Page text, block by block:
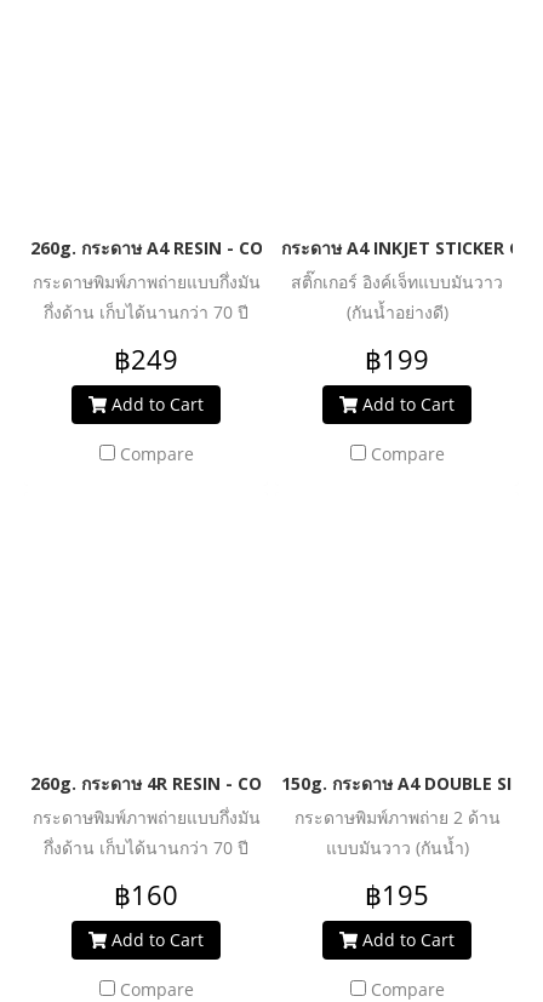
260g. กระดาษ A4 RESIN - COATED SILKY PREMIUM HIGH
กระดาษพิมพ์ภาพถ่ายแบบกึ่งมัน
กึ่งด้าน เก็บได้นานกว่า 70 ปี
นำเข้าจาก เยอรมัน
฿249
Add to Cart
Compare
กระดาษ A4 INKJET STICKER
สติ๊กเกอร์ อิงค์เจ็ทแบบมันวาว
(กันน้ำอย่างดี)
฿199
Add to Cart
Compare
260g. กระดาษ 4R RESIN - COATED SILKY PREMIUM HIGH
กระดาษพิมพ์ภาพถ่ายแบบกึ่งมัน
กึ่งด้าน เก็บได้นานกว่า 70 ปี
นำเข้าจาก เยอรมัน
฿160
Add to Cart
Compare
150g. กระดาษ A4 DOUBLE SIDE
กระดาษพิมพ์ภาพถ่าย 2 ด้าน
แบบมันวาว (กันน้ำ)
฿195
Add to Cart
Compare